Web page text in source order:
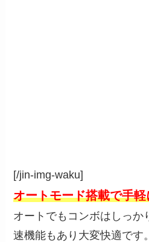
[/jin-img-waku]
オートモード搭載で手
オートでもコンボはしっか
速機能もあり大変快適です。